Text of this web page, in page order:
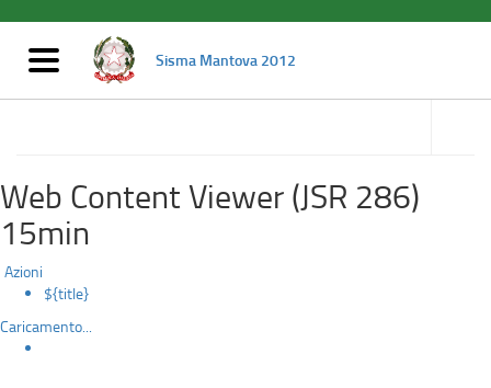
contenuto
principale
Oneri
informativi
per
e
imprese
Mostra/nascondi
navigazione
Sisma Mantova 2012
accedi
Web Content Viewer (JSR 286)
15min
Azioni
${title}
Caricamento...